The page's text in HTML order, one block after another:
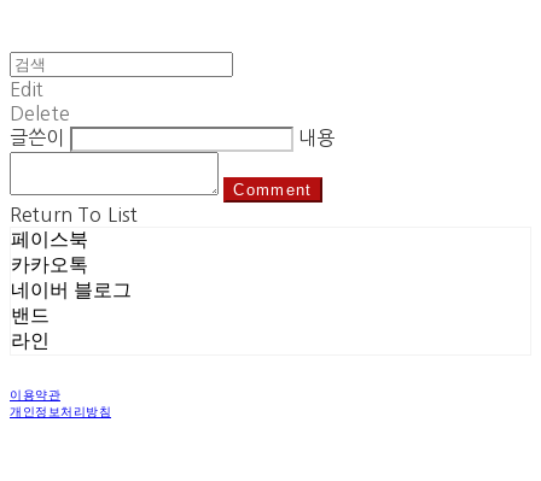
Edit
Delete
글쓴이
내용
Comment
Return To List
페이스북
카카오톡
네이버 블로그
밴드
라인
이용약관
개인정보처리방침